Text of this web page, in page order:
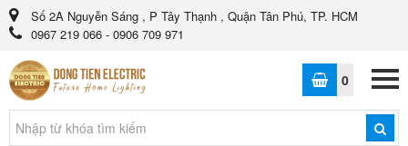
Số 2A Nguyễn Sáng , P Tây Thạnh , Quận Tân Phú, TP. HCM
0967 219 066 - 0906 709 971
0